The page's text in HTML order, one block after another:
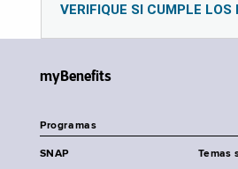
VERIFIQUE SI CUMPLE LOS
myBenefits
Programas
SNAP Temas